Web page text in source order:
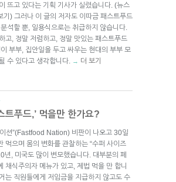
뜨고 있다는 기획 기사가 실렸습니다. (뉴스
기) 그러나 이 글의 저자도 이따금 패스트푸드
석할 뿐, 일용식으로는 취급하지 않습니다.
고, 정말 저렴하고, 정말 맛있는 패스트푸드
부부, 집안일을 두고 싸우는 현대의 부부 모
수 있다고 생각합니다.
→ 더 보기
트푸드,’ 먹을만 한가요?
션”(Fastfood Nation) 비판이 나오고 30일
먹으며 몸의 변화를 관찰하는 “수퍼 사이즈
년, 미국도 많이 변모했습니다. 대부분의 페
채식주의자 메뉴가 있고, 제법 먹을 만 합니
는 직원들에게 저임금을 지급하지 않고도 수